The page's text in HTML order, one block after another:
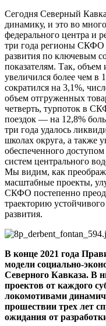
Сегодня Северный
динамику, и это во
федерального центра и
три года регионы
развития по ключевым
показателям. Так,
увеличился более чем в
сократился на 3,1%,
объем отгруженных
четверть, турпоток в
поездок — на 12,8%
три года удалось
школах округа, а также
обеспеченного
систем центрального
Мы видим, как
масштабные проекты,
СКФО постепенно
траекторию
развития.
В конце 2021 года
модели социально-
Северного Кавказа. В
проектов от каждого
локомотивами
прошествии трех лет
ожидания от